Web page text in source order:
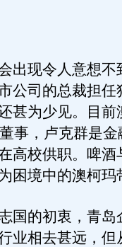
现令人意想不
公司的总裁担任
甚为少见。目前
事，卢克群是
高校供职。啤酒
困境中的澳柯玛
的初衷，青岛
业相去甚远，但